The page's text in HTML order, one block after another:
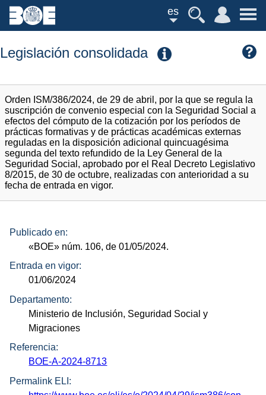
es
Legislación consolidada
Orden ISM/386/2024, de 29 de abril, por la que se regula la
suscripción de convenio especial con la Seguridad Social a
efectos del cómputo de la cotización por los períodos de
prácticas formativas y de prácticas académicas externas
reguladas en la disposición adicional quincuagésima
segunda del texto refundido de la Ley General de la
Seguridad Social, aprobado por el Real Decreto Legislativo
8/2015, de 30 de octubre, realizadas con anterioridad a su
fecha de entrada en vigor.
Publicado en:
«BOE» núm. 106, de 01/05/2024.
Entrada en vigor:
01/06/2024
Departamento:
Ministerio de Inclusión, Seguridad Social y
Migraciones
Referencia:
BOE-A-2024-8713
Permalink ELI: